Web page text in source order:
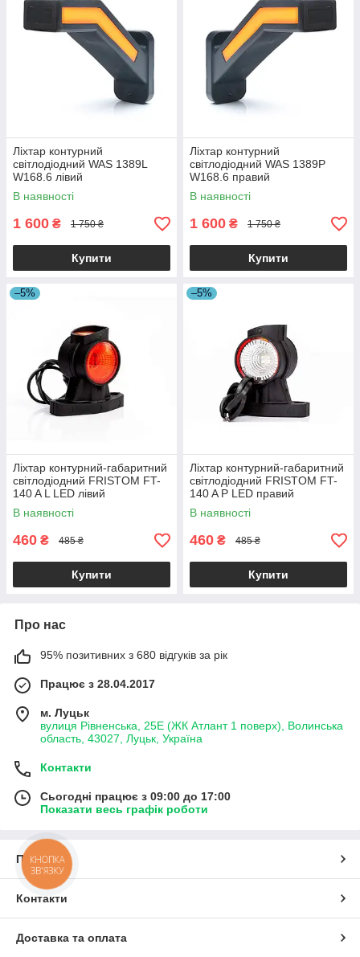
Ліхтар контурний
світлодіодний WAS 1389L
W168.6 лівий
В наявності
1 600 ₴ 1 750 ₴
Купити
Ліхтар контурний
світлодіодний WAS 1389P
W168.6 правий
В наявності
1 600 ₴ 1 750 ₴
Купити
–5%
Ліхтар контурний-габаритний
світлодіодний FRISTOM FT-
140 A L LED лівий
В наявності
460 ₴ 485 ₴
Купити
–5%
Ліхтар контурний-габаритний
світлодіодний FRISTOM FT-
140 A P LED правий
В наявності
460 ₴ 485 ₴
Купити
Про нас
95% позитивних з 680 відгуків за рік
Працює з 28.04.2017
м. Луцьк
вулиця Рівненська, 25Е (ЖК Атлант 1 поверх), Волинська
область, 43027, Луцьк, Україна
Контакти
Сьогодні працює з 09:00 до 17:00
Показати весь графік роботи
Про нас
Контакти
Доставка та оплата
КНОПКА
ЗВ'ЯЗКУ